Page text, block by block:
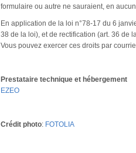
formulaire ou autre ne sauraient, en
En application de la loi n°78-17 du 6
38 de la loi), et de rectification (art. 36 de
Vous pouvez exercer ces droits par
Prestataire technique et hébergement
EZEO
Crédit photo: FOTOLIA